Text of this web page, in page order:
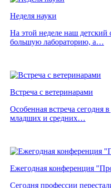
Неделя науки
На этой неделе наш детский
большую лабораторию, а…
Встреча с ветеринарами
Особенная встреча сегодня
младших и средних…
Ежегодная конференция
Сегодня профессии